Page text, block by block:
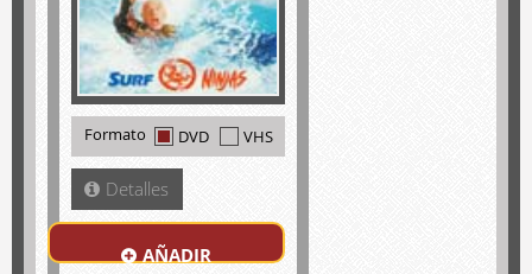
Formato DVD VHS
Detalles
AÑADIR